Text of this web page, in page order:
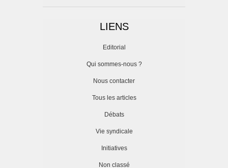
LIENS
Editorial
Qui sommes-nous ?
Nous contacter
Tous les articles
Débats
Vie syndicale
Initiatives
Non classé